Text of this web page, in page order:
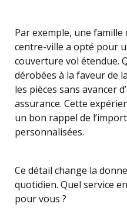
Par exemple, une
centre-ville a opté pour
couverture vol étendue.
dérobées à la faveur de
les pièces sans avancer
assurance. Cette
un bon rappel de
personnalisées.
Ce détail change la
quotidien. Quel service
pour vous ?